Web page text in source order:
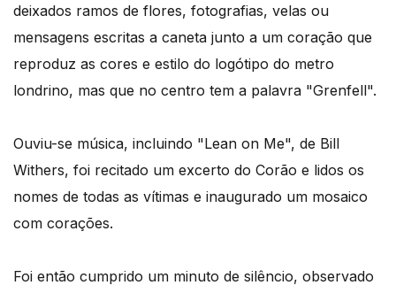
deixados ramos de flores, fotografias, velas ou
mensagens escritas a caneta junto a um coração que
reproduz as cores e estilo do logótipo do metro
londrino, mas que no centro tem a palavra "Grenfell".
Ouviu-se música, incluindo "Lean on Me", de Bill
Withers, foi recitado um excerto do Corão e lidos os
nomes de todas as vítimas e inaugurado um mosaico
com corações.
Foi então cumprido um minuto de silêncio, observado